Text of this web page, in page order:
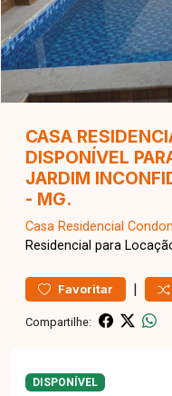
CASA
DISPONÍVEL
JARDIM
- MG.
Casa Residencial
Residencial para
Favoritar |
Compartilhe:
DISPONÍVEL